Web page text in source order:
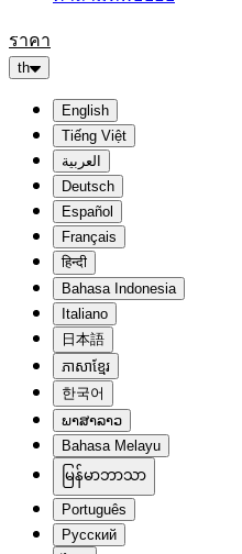
ราคา
th
English
Tiếng Việt
العربية
Deutsch
Español
Français
हिन्दी
Bahasa Indonesia
Italiano
日本語
ភាសាខ្មែរ
한국어
ພາສາລາວ
Bahasa Melayu
မြန်မာဘာသာ
Português
Русский